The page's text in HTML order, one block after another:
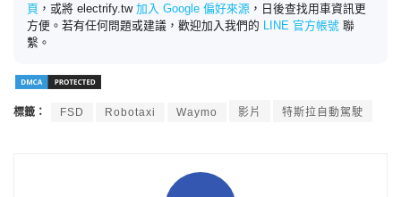
頁 ，或將 electrify.tw 加入 Google 偏好來源 ，日後查找用車資訊更
方便。若有任何問題或建議，歡迎加入我們的 LINE 官方帳號 聯
繫。
標籤： FSD Robotaxi Waymo 影片 特斯拉自動駕駛